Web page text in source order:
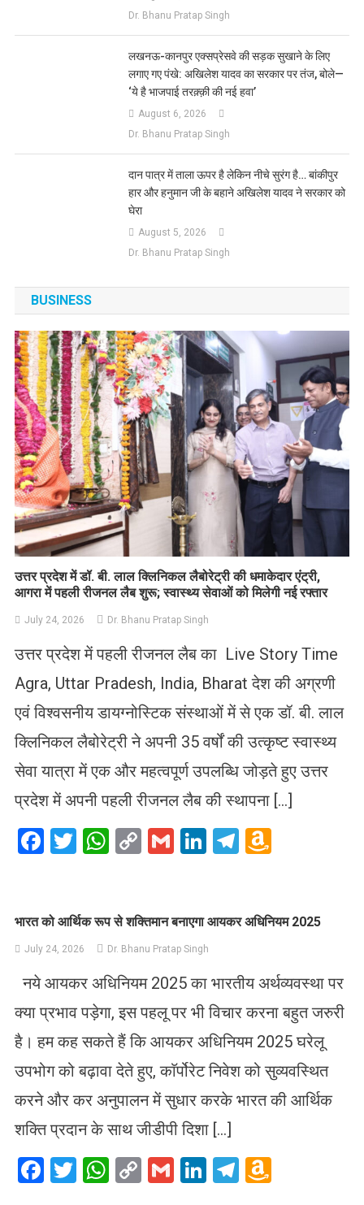
Dr. Bhanu Pratap Singh
लखनऊ-कानपुर एक्सप्रेसवे की सड़क सुखाने के लिए
लगाए गए पंखे: अखिलेश यादव का सरकार पर तंज, बोले—
‘ये है भाजपाई तरक़्क़ी की नई हवा’
August 6, 2026
Dr. Bhanu Pratap Singh
दान पात्र में ताला ऊपर है लेकिन नीचे सुरंग है… बांकीपुर
हार और हनुमान जी के बहाने अखिलेश यादव ने सरकार को
घेरा
August 5, 2026
Dr. Bhanu Pratap Singh
BUSINESS
उत्तर प्रदेश में डॉ. बी. लाल क्लिनिकल लैबोरेट्री की धमाकेदार एंट्री,
आगरा में पहली रीजनल लैब शुरू; स्वास्थ्य सेवाओं को मिलेगी नई रफ्तार
July 24, 2026 Dr. Bhanu Pratap Singh
उत्तर प्रदेश में पहली रीजनल लैब का Live Story Time
Agra, Uttar Pradesh, India, Bharat देश की अग्रणी
एवं विश्वसनीय डायग्नोस्टिक संस्थाओं में से एक डॉ. बी. लाल
क्लिनिकल लैबोरेट्री ने अपनी 35 वर्षों की उत्कृष्ट स्वास्थ्य
सेवा यात्रा में एक और महत्वपूर्ण उपलब्धि जोड़ते हुए उत्तर
प्रदेश में अपनी पहली रीजनल लैब की स्थापना […]
Facebook
Twitter
WhatsApp
CopyGmailLinkedIn
Telegram
भारत को आर्थिक रूप से शक्तिमान बनाएगा आयकर अधिनियम 2025
July 24, 2026 Dr. Bhanu Pratap Singh
नये आयकर अधिनियम 2025 का भारतीय अर्थव्यवस्था पर
क्या प्रभाव पड़ेगा, इस पहलू पर भी विचार करना बहुत जरुरी
है। हम कह सकते हैं कि आयकर अधिनियम 2025 घरेलू
उपभोग को बढ़ावा देते हुए, काॅर्पोरेट निवेश को सुव्यवस्थित
करने और कर अनुपालन में सुधार करके भारत की आर्थिक
शक्ति प्रदान के साथ जीडीपी दिशा […]
Facebook
Twitter
WhatsApp
CopyGmailLinkedIn
Telegram